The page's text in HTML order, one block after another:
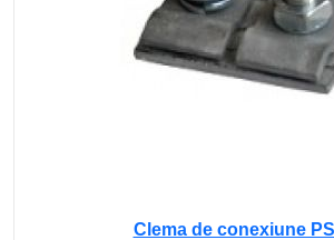
Clema de conexiune